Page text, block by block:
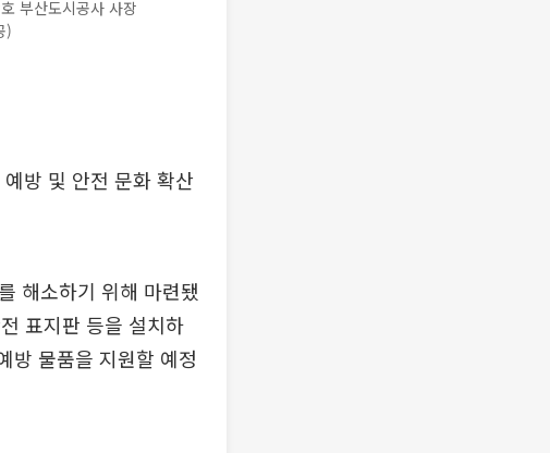
부산도시공사 사장
)
방 및 안전 문화 확산
해소하기 위해 마련됐
표지판 등을 설치하
방 물품을 지원할 예정